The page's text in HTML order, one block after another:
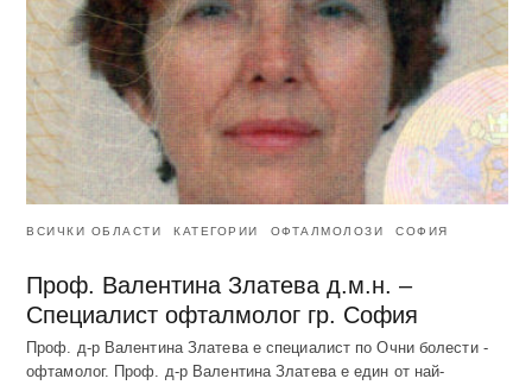
ВСИЧКИ ОБЛАСТИ КАТЕГОРИИ ОФТАЛМОЛОЗИ СОФИЯ
Проф. Валентина Златева д.м.н. –
Специалист офталмолог гр. София
Проф. д-р Валентина Златева е специалист по Очни болести -
офтамолог. Проф. д-р Валентина Златева е един от най-